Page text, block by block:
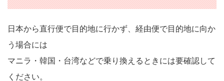
日本から直行便で目的地に行かず、経由便で目的地に向か
う場合には
マニラ・韓国・台湾などで乗り換えるときには要確認して
ください。